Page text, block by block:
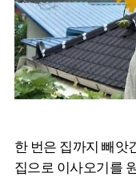
한 번은 집까지 빼앗
집으로 이사오기를